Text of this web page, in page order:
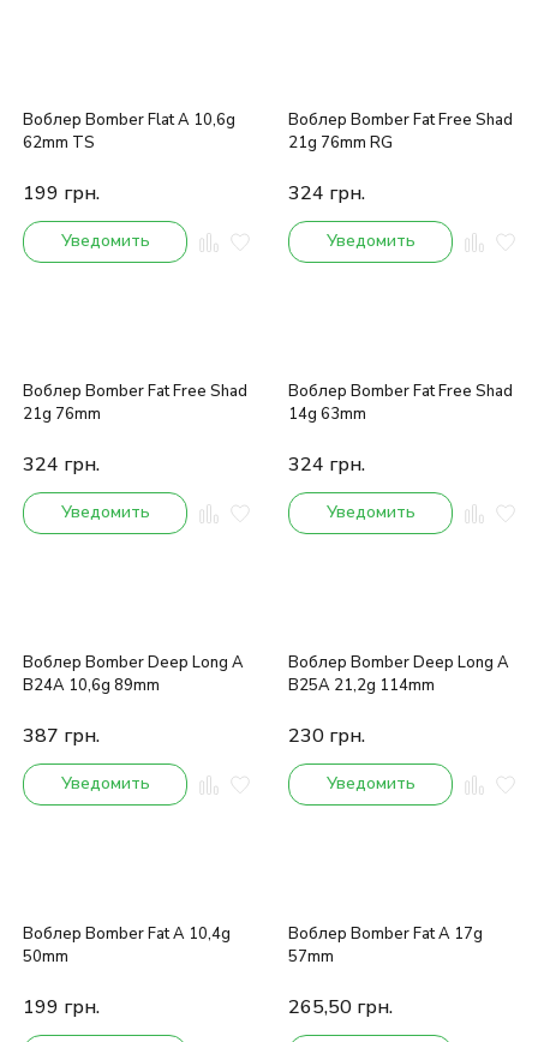
Воблер Bomber Flat A 10,6g
62mm TS
199 грн.
Уведомить
Воблер Bomber Fat Free Shad
21g 76mm RG
324 грн.
Уведомить
Воблер Bomber Fat Free Shad
21g 76mm
324 грн.
Уведомить
Воблер Bomber Fat Free Shad
14g 63mm
324 грн.
Уведомить
Воблер Bomber Deep Long A
B24A 10,6g 89mm
387 грн.
Уведомить
Воблер Bomber Deep Long A
B25A 21,2g 114mm
230 грн.
Уведомить
Воблер Bomber Fat A 10,4g
50mm
199 грн.
Воблер Bomber Fat A 17g
57mm
265,50 грн.